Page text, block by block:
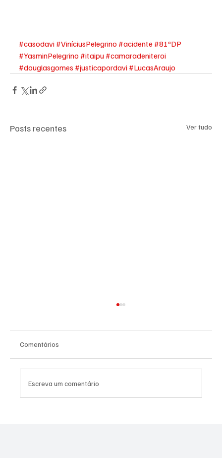
#casodavi #ViníciusPelegrino #acidente #81ªDP
#YasminPelegrino #itaipu #camaradeniteroi
#douglasgomes #justicapordavi #LucasAraujo
Posts recentes Ver tudo
Comentários
Escreva um comentário